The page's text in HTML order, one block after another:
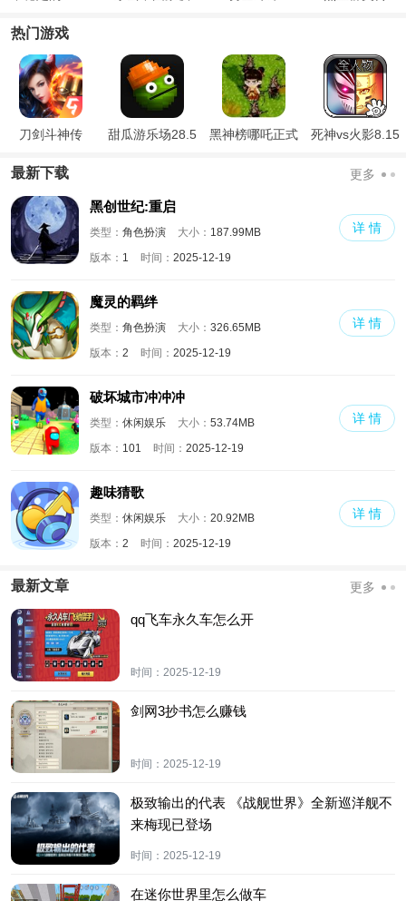
热门游戏
刀剑斗神传
甜瓜游乐场28.5
黑神榜哪吒正式
死神vs火影8.15
最新下载 更多
黑创世纪:重启
类型： 角色扮演 大小： 187.99MB
版本： 1 时间： 2025-12-19
详 情
魔灵的羁绊
类型： 角色扮演 大小： 326.65MB
版本： 2 时间： 2025-12-19
详 情
破坏城市冲冲冲
类型： 休闲娱乐 大小： 53.74MB
版本： 101 时间： 2025-12-19
详 情
趣味猜歌
类型： 休闲娱乐 大小： 20.92MB
版本： 2 时间： 2025-12-19
详 情
最新文章 更多
qq飞车永久车怎么开
时间： 2025-12-19
剑网3抄书怎么赚钱
时间： 2025-12-19
极致输出的代表 《战舰世界》全新巡洋舰不
来梅现已登场
时间： 2025-12-19
在迷你世界里怎么做车